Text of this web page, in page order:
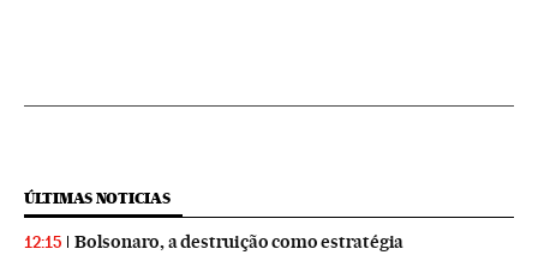
ÚLTIMAS NOTICIAS
12:15 Bolsonaro, a destruição como estratégia